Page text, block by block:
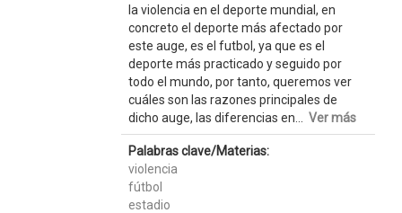
la violencia en el deporte mundial, en
concreto el deporte más afectado por
este auge, es el futbol, ya que es el
deporte más practicado y seguido por
todo el mundo, por tanto, queremos ver
cuáles son las razones principales de
dicho auge, las diferencias en... Ver más
Palabras clave/Materias:
violencia
fútbol
estadio